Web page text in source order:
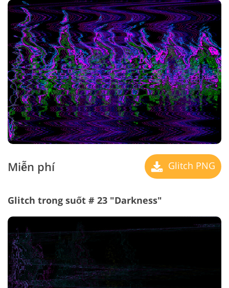
Miễn phí Glitch PNG
Glitch trong suốt # 23 "Darkness"